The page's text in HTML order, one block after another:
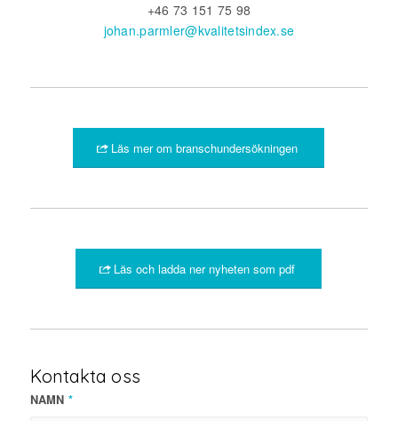
+46 73 151 75 98
johan.parmler@kvalitetsindex.se
Läs mer om branschundersökningen
Läs och ladda ner nyheten som pdf
Kontakta oss
NAMN *